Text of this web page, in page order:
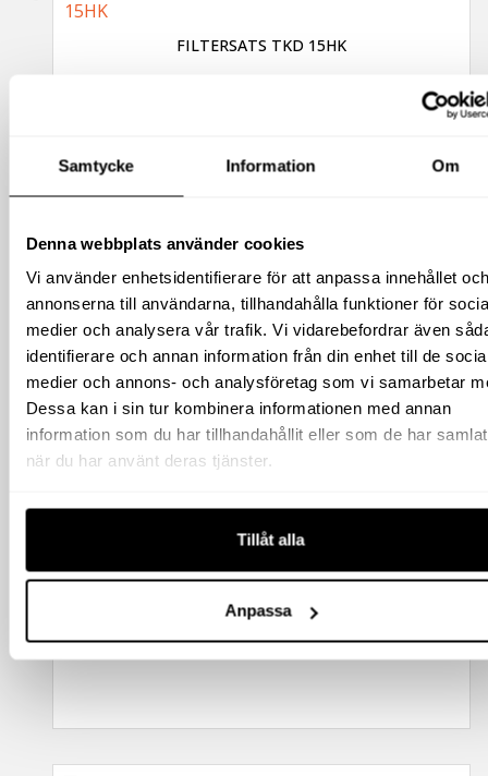
Samtycke Information Om
Denna webbplats använder cookies
Vi använder enhetsidentifierare för att anpassa innehållet och
annonserna till användarna, tillhandahålla funktioner för
medier och analysera vår trafik. Vi vidarebefordrar även
identifierare och annan information från din enhet till de
medier och annons- och analysföretag som vi samarbetar
Dessa kan i sin tur kombinera informationen med annan
information som du har tillhandahållit eller som de har
när du har använt deras tjänster.
Tillåt alla
Anpassa
FILTERSATS TKD 15HK
FILTERSATS TKID 7,5 SILVER
1 730 kr exkl moms